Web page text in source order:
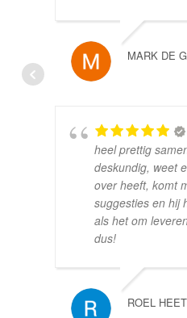
MARK DE
heel prettig
deskundig, weet
over heeft, komt
suggesties en hij
als het om
dus!
ROEL